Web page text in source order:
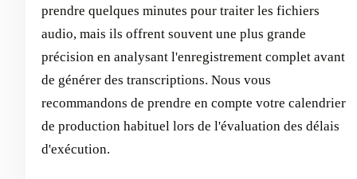
prendre quelques minutes pour traiter les fichiers
audio, mais ils offrent souvent une plus grande
précision en analysant l'enregistrement complet avant
de générer des transcriptions. Nous vous
recommandons de prendre en compte votre calendrier
de production habituel lors de l'évaluation des délais
d'exécution.